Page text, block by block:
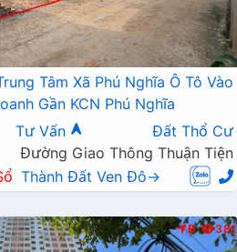
Tâm Xã Phú Nghĩa Ô Tô Vào
Gần KCN Phú Nghĩa
Tư Vấn
Đất Thổ Cư
Đường Giao Thông Thuận Tiện
Thành Đất Ven Đô→
Đ 381